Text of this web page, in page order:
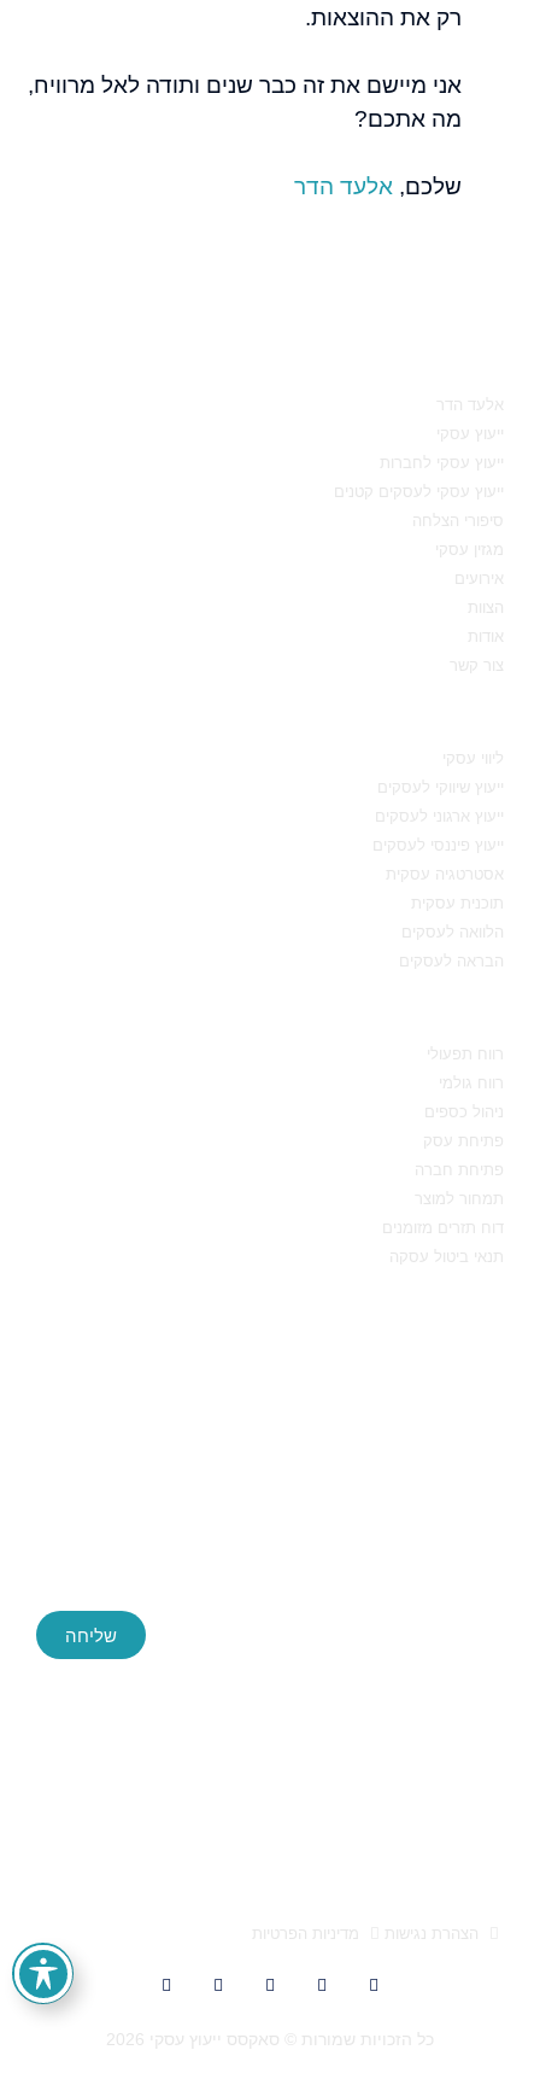
רק את ההוצאות.
אני מיישם את זה כבר שנים ותודה לאל מרוויח,
מה אתכם?
שלכם, אלעד הדר
אלעד הדר
ייעוץ עסקי
ייעוץ עסקי לחברות
ייעוץ עסקי לעסקים קטנים
סיפורי הצלחה
מגזין עסקי
אירועים
הצוות
אודות
צור קשר
ליווי עסקי
ייעוץ שיווקי לעסקים
ייעוץ ארגוני לעסקים
ייעוץ פיננסי לעסקים
אסטרטגיה עסקית
תוכנית עסקית
הלוואה לעסקים
הבראה לעסקים
רווח תפעולי
רווח גולמי
ניהול כספים
פתיחת עסק
פתיחת חברה
תמחור למוצר
דוח תזרים מזומנים
תנאי ביטול עסקה
שליחה
הצהרת נגישות מדיניות הפרטיות
כל הזכויות שמורות © סאקסס ייעוץ עסקי 2026